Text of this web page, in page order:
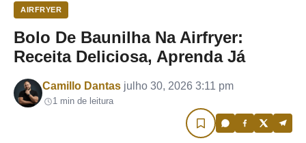
AIRFRYER
Bolo De Baunilha Na Airfryer:
Receita Deliciosa, Aprenda Já
Por
Camillo Dantas julho 30, 2026 3:11 pm
1 min de leitura